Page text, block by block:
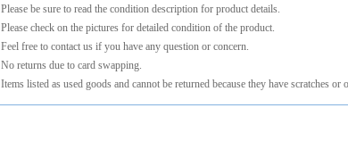
Please be sure to read the condition description for product details.
Please check on the pictures for detailed condition of the product.
Feel free to contact us if you have any question or concern.
No returns due to card swapping.
Items listed as used goods and cannot be returned because they have scratches